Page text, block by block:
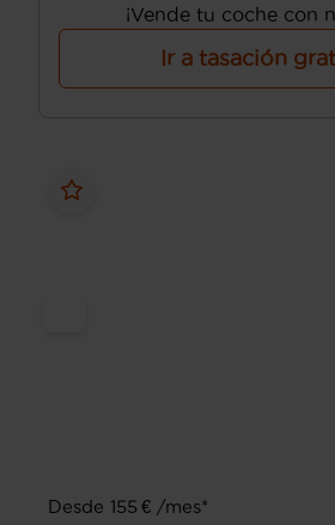
¡Vende tu coche con
Ir a tasación
Desde 155 € /mes*